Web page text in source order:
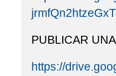
PUBLICAR
https://